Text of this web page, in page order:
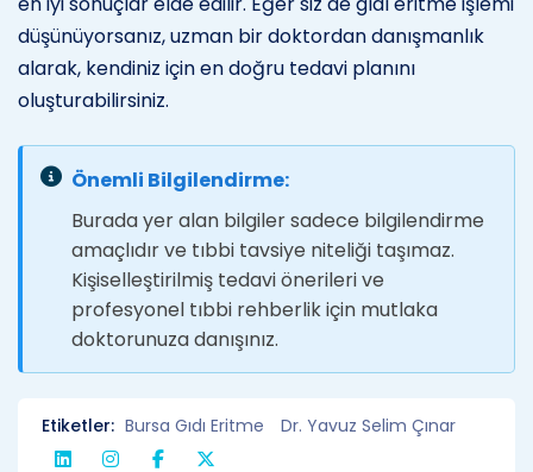
düşünüyorsanız, uzman bir doktordan danışmanlık
alarak, kendiniz için en doğru tedavi planını
oluşturabilirsiniz.
Önemli Bilgilendirme:
Burada yer alan bilgiler sadece bilgilendirme
amaçlıdır ve tıbbi tavsiye niteliği taşımaz.
Kişiselleştirilmiş tedavi önerileri ve
profesyonel tıbbi rehberlik için mutlaka
doktorunuza danışınız.
Etiketler: Bursa Gıdı Eritme Dr. Yavuz Selim Çınar